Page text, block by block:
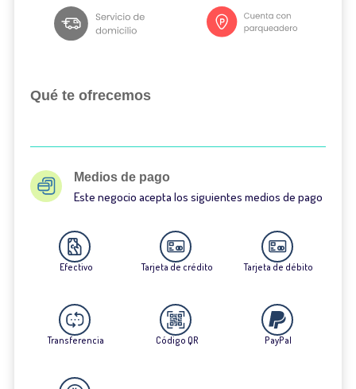
Qué te ofrecemos
Medios de pago
Este negocio acepta los siguientes medios de pago
Efectivo Tarjeta de crédito Tarjeta de débito
Transferencia Código QR PayPal